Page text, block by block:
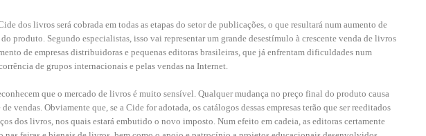
dos livros será cobrada em todas as etapas do setor de publicações, o que resultará num aumento de
produto. Segundo especialistas, isso vai representar um grande desestímulo à crescente venda de livros
de empresas distribuidoras e pequenas editoras brasileiras, que já enfrentam dificuldades num
de grupos internacionais e pelas vendas na Internet.
que o mercado de livros é muito sensível. Qualquer mudança no preço final do produto causa
vendas. Obviamente que, se a Cide for adotada, os catálogos dessas empresas terão que ser reeditados
dos livros, nos quais estará embutido o novo imposto. Num efeito em cadeia, as editoras certamente